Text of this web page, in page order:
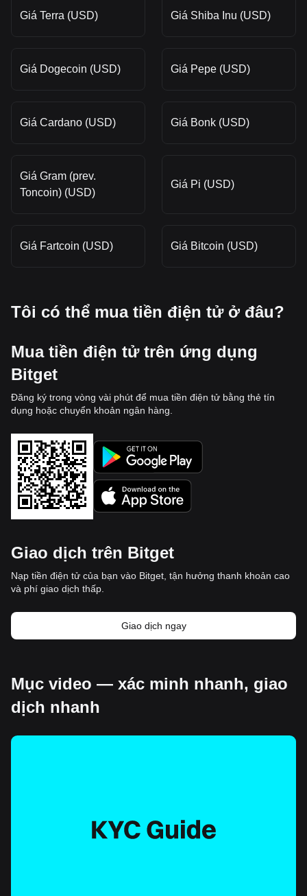
Giá Terra (USD) Giá Shiba Inu (USD)
Giá Dogecoin (USD) Giá Pepe (USD)
Giá Cardano (USD) Giá Bonk (USD)
Giá Gram (prev.
Toncoin) (USD)
Giá Pi (USD)
Giá Fartcoin (USD) Giá Bitcoin (USD)
Tôi có thể mua tiền điện tử ở đâu?
Mua tiền điện tử trên ứng dụng
Bitget
Đăng ký trong vòng vài phút để mua tiền điện tử bằng thẻ tín
dụng hoặc chuyển khoản ngân hàng.
Giao dịch trên Bitget
Nạp tiền điện tử của bạn vào Bitget, tận hưởng thanh khoản cao
và phí giao dịch thấp.
Giao dịch ngay
Mục video — xác minh nhanh, giao
dịch nhanh